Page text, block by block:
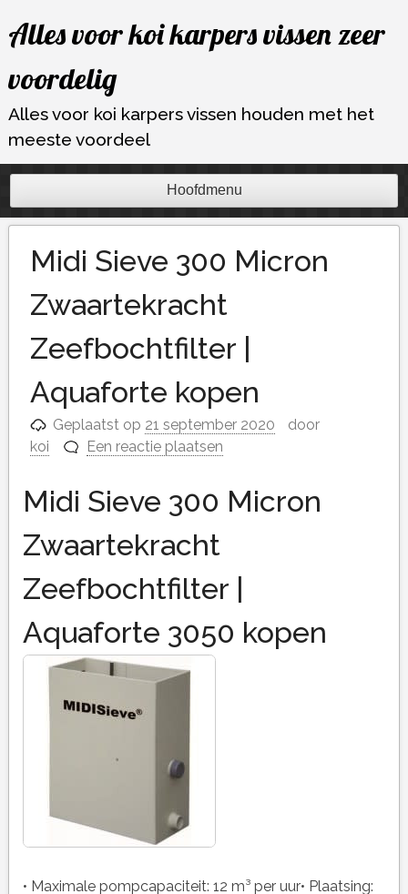
naar
inhoud
Alles voor koi karpers vissen zeer
voordelig
Alles voor koi karpers vissen houden met het
meeste voordeel
Hoofdmenu
Midi Sieve 300 Micron
Zwaartekracht
Zeefbochtfilter |
Aquaforte kopen
Geplaatst op 21 september 2020
door
koi
Een reactie plaatsen
Midi Sieve 300 Micron
Zwaartekracht
Zeefbochtfilter |
Aquaforte 3050 kopen
• Maximale pompcapaciteit: 12 m³ per uur• Plaatsing: